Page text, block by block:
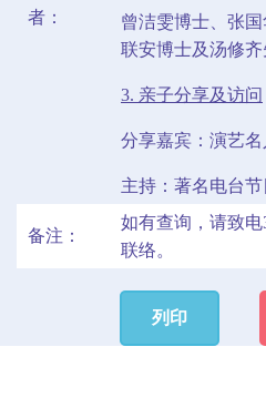
者：
曾洁雯博士、张
联安博士及汤修齐
3. 亲子分享及访问
分享嘉宾：演艺
主持：著名电台
备注：
如有查询，请致电
联络。
列印